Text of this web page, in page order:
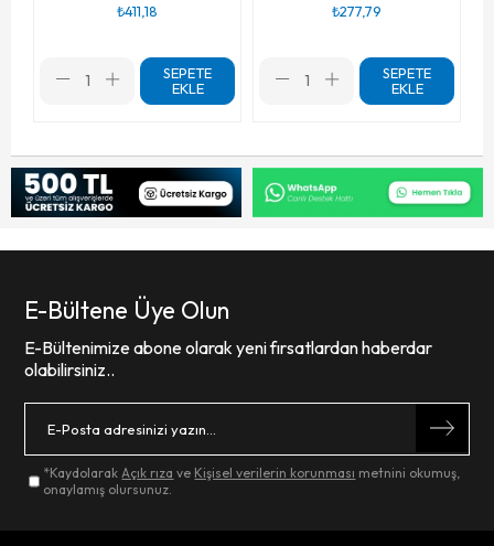
₺411,18
SEPETE
EKLE
₺277,79
SEPETE
EKLE
E-Bültene Üye Olun
E-Bültenimize abone olarak yeni fırsatlardan haberdar
olabilirsiniz..
*KaydolarakAçık rıza ve Kişisel verilerin korunması metnini okumuş,
onaylamış olursunuz.